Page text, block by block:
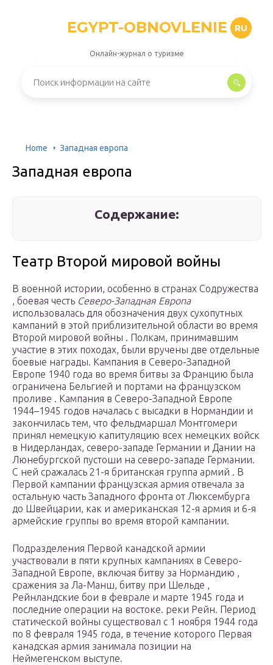
EGYPT-OBNOVLENIE RU
Онлайн-журнал о туризме
Home Западная европа
Западная европа
Содержание:
Театр Второй мировой войны
В военной истории, особенно в странах Содружества
, боевая честь Северо-Западная Европа
использовалась для обозначения двух сухопутных
кампаний в этой приблизительной области во время
Второй мировой войны . Полкам, принимавшим
участие в этих походах, были вручены две отдельные
боевые награды. Кампания в Северо-Западной
Европе 1940 года во время битвы за Францию была
ограничена Бельгией и портами на французском
проливе . Кампания в Северо-Западной Европе
1944–1945 годов началась с высадки в Нормандии и
закончилась тем, что фельдмаршал Монтгомери
принял немецкую капитуляцию всех немецких войск
в Нидерландах, северо-западе Германии и Дании на
Люнебургской пустоши на северо-западе Германии.
С ней сражалась 21-я британская группа армий . В
Первой кампании французская армия отвечала за
остальную часть Западного фронта от Люксембурга
до Швейцарии, как и американская 12-я армия и 6-я
армейские группы во время второй кампании.
Подразделения Первой канадской армии
участвовали в пяти крупных кампаниях в Северо-
Западной Европе, включая битву за Нормандию ,
сражения за Ла-Манш, битву при Шельде ,
Рейнландские бои в феврале и марте 1945 года и
последние операции на востоке. реки Рейн. Период
статической войны существовал с 1 ноября 1944 года
по 8 февраля 1945 года, в течение которого Первая
канадская армия занимала позиции на
Неймегенском выступе.